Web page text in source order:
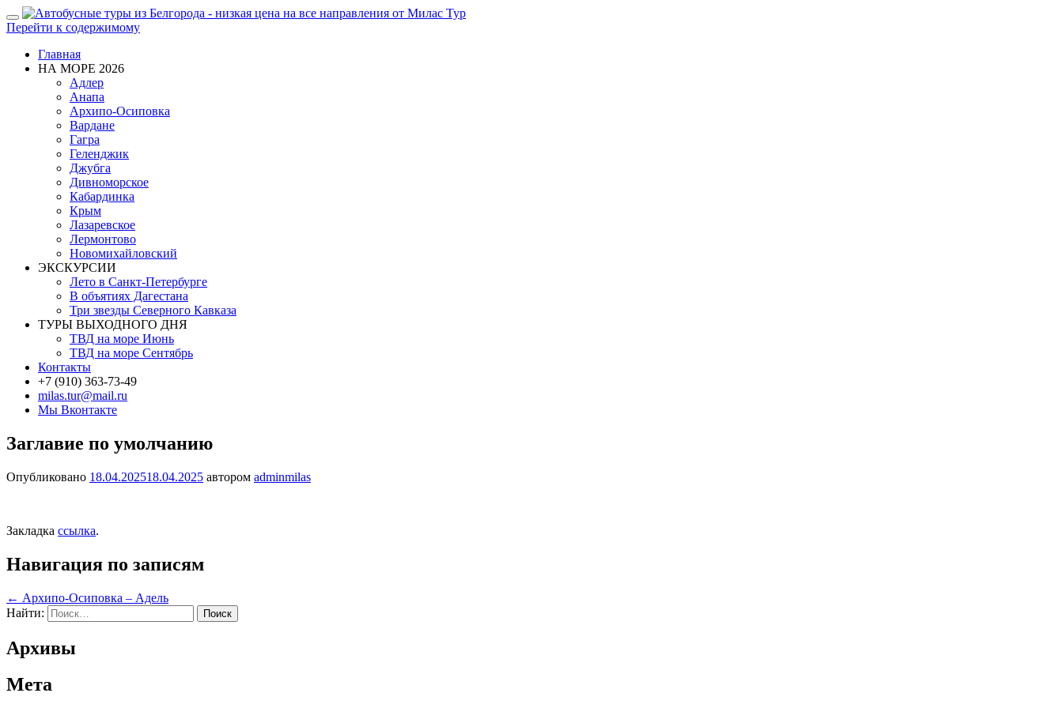
Показать/
Скрыть
Перейти к содержимому
Главная
НА МОРЕ 2026
Адлер
Анапа
Архипо-Осиповка
Вардане
Гагра
Геленджик
Джубга
Дивноморское
Кабардинка
Крым
Лазаревское
Лермонтово
Новомихайловский
ЭКСКУРСИИ
Лето в Санкт-Петербурге
В объятиях Дагестана
Три звезды Северного Кавказа
ТУРЫ ВЫХОДНОГО ДНЯ
ТВД на море Июнь
ТВД на море Сентябрь
Контакты
+7 (910) 363-73-49
milas.tur@mail.ru
Мы Вконтакте
Заглавие по умолчанию
Опубликовано 18.04.202518.04.2025 автором adminmilas
Закладка ссылка.
Навигация по записям
← Архипо-Осиповка – Адель
Найти:
Архивы
Мета